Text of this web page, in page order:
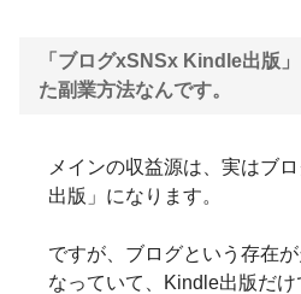
「ブログxSNSx Kindle出版
た副業方法なんです。
メインの収益源は、実はブ
出版」になります。
ですが、ブログという存在
なっていて、Kindle出版だ